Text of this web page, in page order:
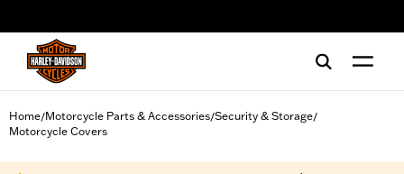
Home/Motorcycle Parts & Accessories/Security & Storage/
Motorcycle Covers